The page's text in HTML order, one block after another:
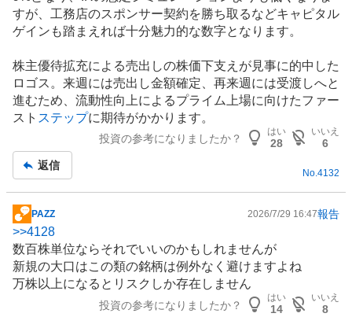
すが、工務店のスポンサー契約を勝ち取るなどキャピタル
ゲインも踏まえれば十分魅力的な数字となります。
株主優待拡充による売出しの株価下支えが見事に的中した
ロゴス。来週には売出し金額確定、再来週には受渡しへと
進むため、流動性向上によるプライム上場に向けたファー
スト ステップに期待がかかります。
投資の参考になりましたか？
はい
28
いいえ
6
返信
No.4132
掲
示
板
記
事
PAZZ 2026/7/29 16:47報告
>>4128
数百株単位ならそれでいいのかもしれませんが
新規の大口はこの類の銘柄は例外なく避けますよね
万株以上になるとリスクしか存在しません
投資の参考になりましたか？
はい
14
いいえ
8